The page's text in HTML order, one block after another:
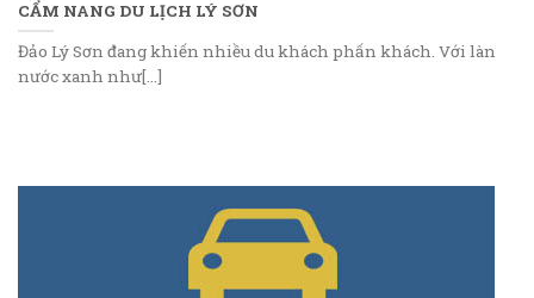
CẨM NANG DU LỊCH LÝ SƠN
Đảo Lý Sơn đang khiến nhiều du khách phấn khách. Với làn
nước xanh như[...]